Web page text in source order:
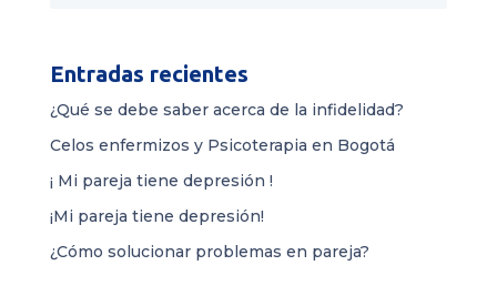
Entradas recientes
¿Qué se debe saber acerca de la infidelidad?
Celos enfermizos y Psicoterapia en Bogotá
¡ Mi pareja tiene depresión !
¡Mi pareja tiene depresión!
¿Cómo solucionar problemas en pareja?